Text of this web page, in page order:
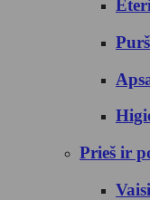
Prieš ir